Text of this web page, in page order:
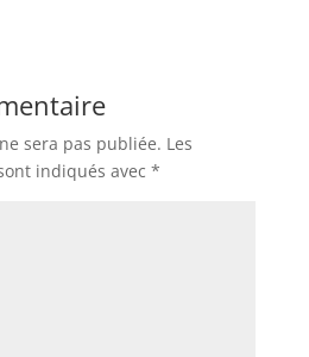
sera pas publiée. Les
indiqués avec *